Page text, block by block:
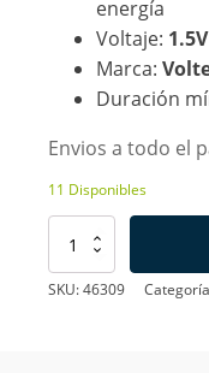
energía
Voltaje: 1.5V
Marca:
Duración
Envios a todo el
11 Disponibles
Batería
Zinc-
SKU:46309